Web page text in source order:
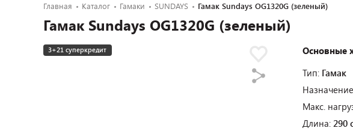
Главная Каталог Гамаки SUNDAYS Гамак Sundays OG1320G (зеленый)
Гамак Sundays OG1320G (зеленый)
3+21 суперкредит
Основные
Тип: Гамак
Макс.
Длина: 290